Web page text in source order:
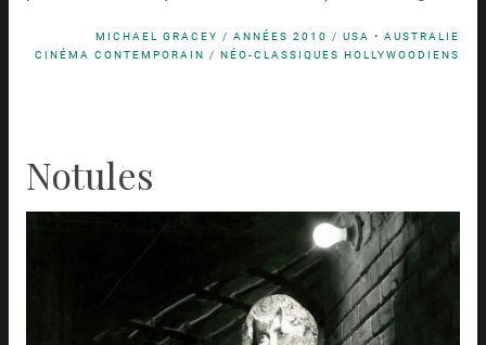
MICHAEL GRACEY /ANNÉES 2010 /USA •AUSTRALIE
CINÉMA CONTEMPORAIN /NÉO-CLASSIQUES HOLLYWOODIENS
Notules